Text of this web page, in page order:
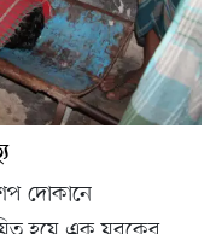
দোকানে